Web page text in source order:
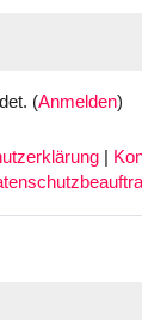
(Anmelden)